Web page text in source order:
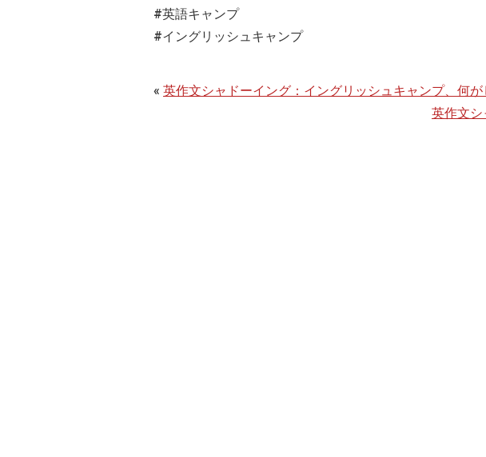
#英語キャンプ
#イングリッシュキャンプ
« 英作文シャドーイング：イングリッシュキャンプ、何
英作文